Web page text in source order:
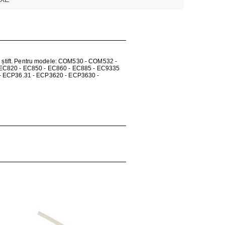
Pentru modele: COM530 - COM532 -
- EC850 - EC860 - EC885 - EC9335
ECP36.31 - ECP3620 - ECP3630 -